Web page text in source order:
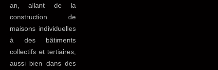
an, allant de la
construction de
maisons individuelles
à des bâtiments
collectifs et tertiaires,
aussi bien dans des